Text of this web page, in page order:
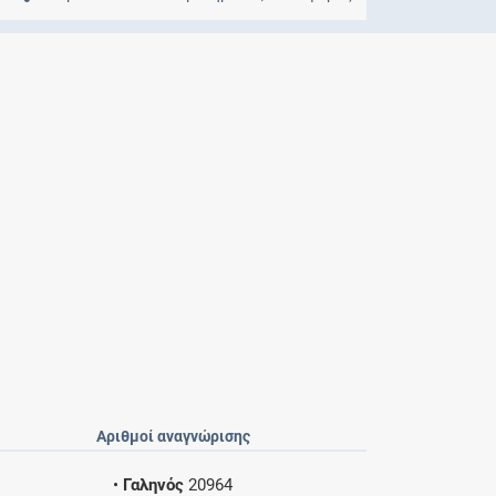
Αριθμοί αναγνώρισης
• Γαληνός 20964